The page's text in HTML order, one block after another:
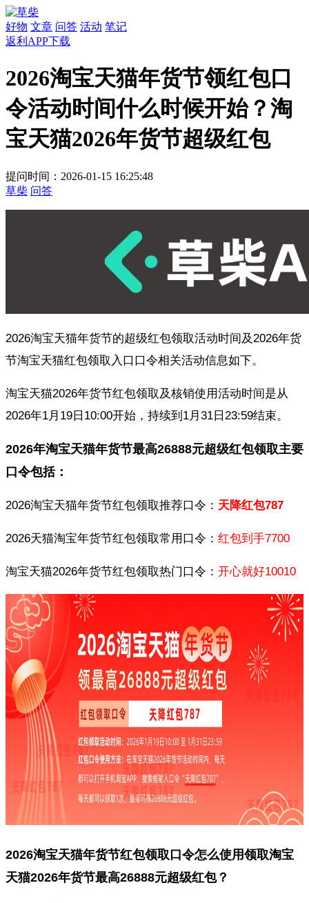
好物 文章 问答 活动 笔记
返利APP下载
2026淘宝天猫年货节领红包口
令活动时间什么时候开始？淘
宝天猫2026年货节超级红包
提问时间：2026-01-15 16:25:48
草柴 问答
2026淘宝天猫年货节的超级红包领取活动时间及2026年货
节淘宝天猫红包领取入口口令相关活动信息如下。
淘宝天猫2026年货节红包领取及核销使用活动时间是从
2026年1月19日10:00开始，持续到1月31日23:59结束。
2026年淘宝天猫年货节最高26888元超级红包领取主要
口令包括：
2026淘宝天猫年货节红包领取推荐口令： 天降红包787
2026天猫淘宝年货节红包领取常用口令： 红包到手7700
淘宝天猫2026年货节红包领取热门口令： 开心就好10010
2026淘宝天猫年货节红包领取口令怎么使用领取淘宝
天猫2026年货节最高26888元超级红包？